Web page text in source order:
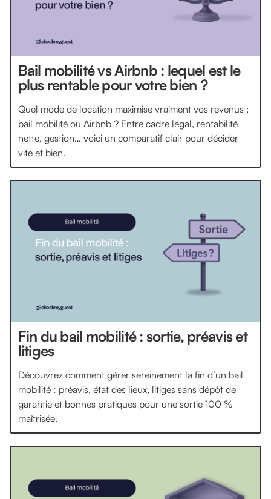
Bail mobilité vs Airbnb : lequel est le
plus rentable pour votre bien ?
Quel mode de location maximise vraiment vos revenus :
bail mobilité ou Airbnb ? Entre cadre légal, rentabilité
nette, gestion… voici un comparatif clair pour décider
vite et bien.
Fin du bail mobilité : sortie, préavis et
litiges
Découvrez comment gérer sereinement la fin d’un bail
mobilité : préavis, état des lieux, litiges sans dépôt de
garantie et bonnes pratiques pour une sortie 100 %
maîtrisée.